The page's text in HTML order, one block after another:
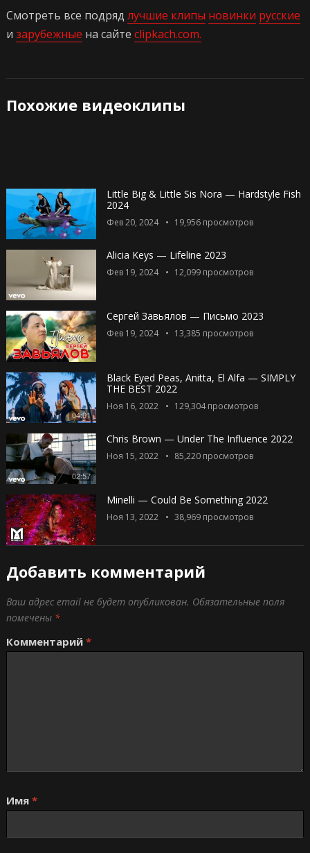
Смотреть все подряд лучшие клипы новинки русские
и зарубежные на сайте clipkach.com.
Похожие видеоклипы
Little Big & Little Sis Nora — Hardstyle Fish
2024
Фев 20, 2024 19,956просмотров
Alicia Keys — Lifeline 2023
Фев 19, 2024 12,099просмотров
Сергей Завьялов — Письмо 2023
Фев 19, 2024 13,385 просмотров
04:01
Black Eyed Peas, Anitta, El Alfa — SIMPLY
THE BEST 2022
Ноя 16, 2022 129,304просмотров
02:57
Chris Brown — Under The Influence 2022
Ноя 15, 2022 85,220просмотров
Minelli — Could Be Something 2022
Ноя 13, 2022 38,969просмотров
Добавить комментарий
Ваш адрес email не будет опубликован. Обязательные поля
помечены *
Комментарий *
Имя *